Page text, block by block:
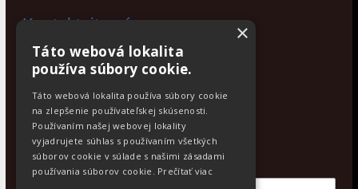
Kontaktujte nás
Po - Pia: 9:00 - 17:00
Newsletter
Odoberajte aktuálne novinky
×
Táto webová lokalita
používa súbory cookie.
Táto webová lokalita používa súbory cookie
na zlepšenie používateľskej skúsenosti.
Používaním našej webovej lokality
vyjadrujete súhlas s používaním všetkých
súborov cookie v súlade s našimi zásadami
používania súborov cookie. Prečítať viac